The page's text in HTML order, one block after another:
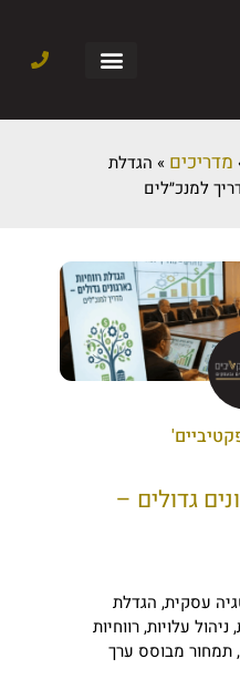
מדריכים » הגדלת
למנכ״לים
גדולים –
עסקית, הגדלת
,ניהול עלויות,רווחיות
,תמחור מבוסס ערך